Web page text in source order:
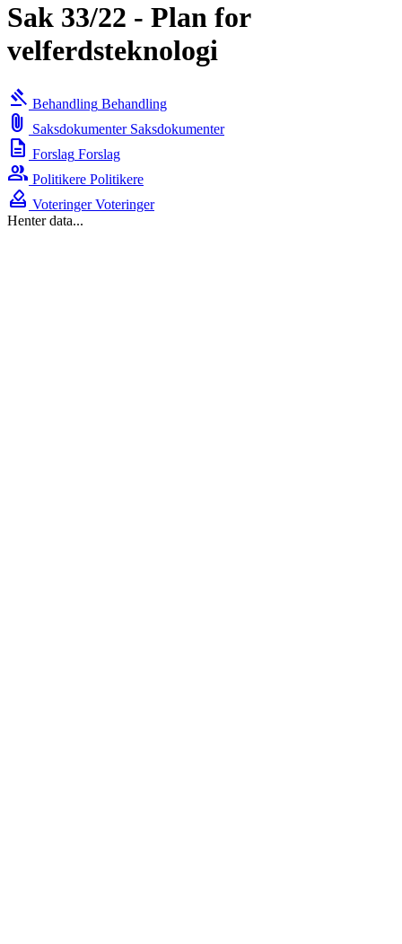
Sak 33/22 - Plan for
velferdsteknologi
gavel Behandling Behandling
attach_file Saksdokumenter Saksdokumenter
description Forslag Forslag
group Politikere Politikere
how_to_vote Voteringer Voteringer
Henter data...